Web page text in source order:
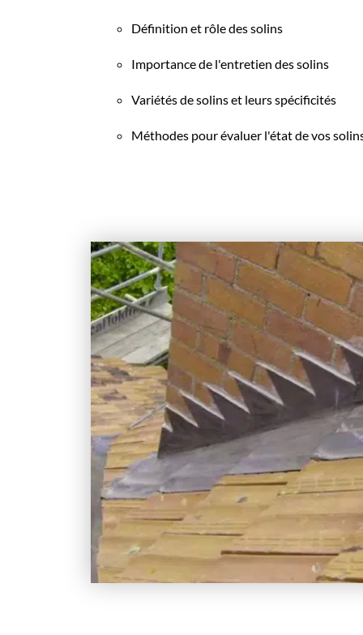
Définition et rôle des solins
Importance de l'entretien des solins
Variétés de solins et leurs spécificités
Méthodes pour évaluer l'état de vos